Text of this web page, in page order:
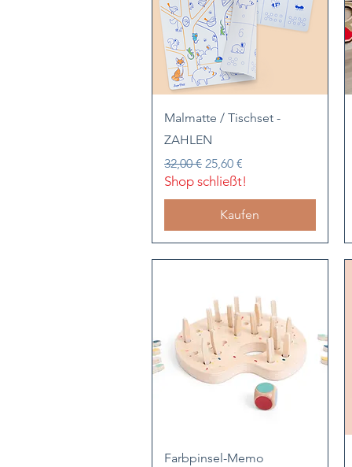
Schnellansicht
Malmatte / Tischset -
ZAHLEN
Standardpreis
32,00 € Sale-Preis
25,60 €
Shop schließt!
Kaufen
Schnellansicht
Farbpinsel-Memo